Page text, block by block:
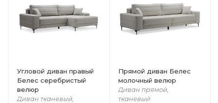
Угловой диван правый
Белес cеребристый
велюр
Диван тканевый,
Прямой диван Белес
молочный велюр
Диван прямой,
тканевый